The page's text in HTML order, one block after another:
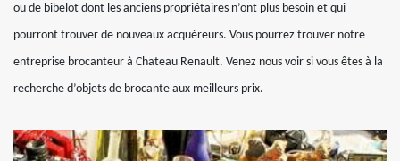
ou de bibelot dont les anciens propriétaires n’ont plus besoin et qui
pourront trouver de nouveaux acquéreurs. Vous pourrez trouver notre
entreprise brocanteur à Chateau Renault. Venez nous voir si vous êtes à la
recherche d’objets de brocante aux meilleurs prix.